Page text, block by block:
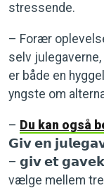
stressende.
– Forær
selv
er både en
yngste om
– Du kan også
𝗚𝗶𝘃 𝗲𝗻
– 𝗴𝗶𝘃 𝗲𝘁
vælge mellem